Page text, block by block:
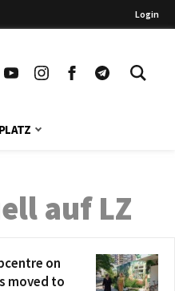
Login
auf LZ
on
moved to